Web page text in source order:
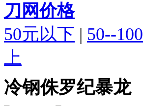
刀网价格
50元以下 | 50--100
上
冷钢侏罗纪暴龙